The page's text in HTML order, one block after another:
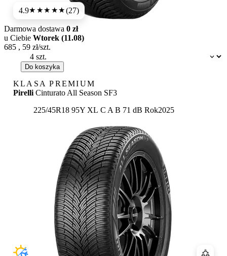
4.9★★★★★(27)
Dostępność:
Darmowa dostawa 0 zł
u Ciebie Wtorek (11.08)
685 , 59 zł/szt.
Do koszyka
KLASA PREMIUM
Pirelli Cinturato All Season SF3
225/45R18 95Y XL Etykieta:
C A B 71 dB Rok2025